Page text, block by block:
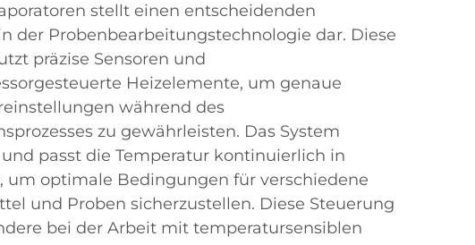
stellt einen entscheidenden
der Probenbearbeitungstechnologie dar. Diese
präzise Sensoren und
Heizelemente, um genaue
während des
zu gewährleisten. Das System
passt die Temperatur kontinuierlich in
um optimale Bedingungen für verschiedene
und Proben sicherzustellen. Diese Steuerung
bei der Arbeit mit temperatursensiblen